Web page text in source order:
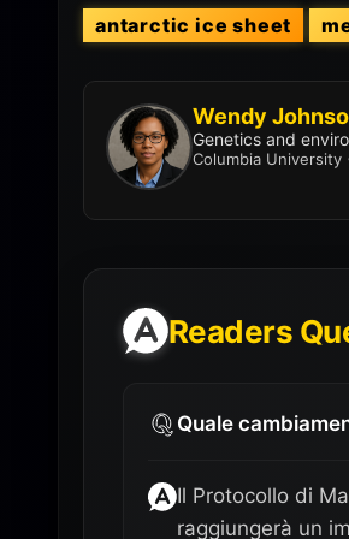
antarctic ice sheet
Wendy
Genetics and
Columbia University
Readers
Quale
Il Protocollo di
raggiungerà un